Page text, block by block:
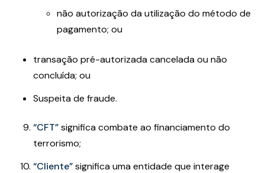
não autorização da utilização do método de
pagamento; ou
transação pré-autorizada cancelada ou não
concluída; ou
Suspeita de fraude.
“CFT”significa combate ao financiamento do
terrorismo;
“Cliente”significa uma entidade que interage